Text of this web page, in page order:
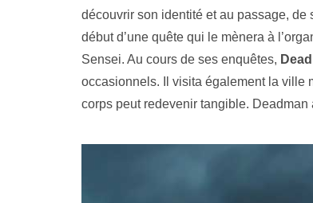
découvrir son identité et au passage,
début d’une quête qui le mènera à
Sensei. Au cours de ses enquêtes,
occasionnels. Il visita également la ville
corps peut redevenir tangible.